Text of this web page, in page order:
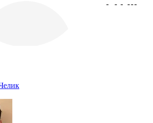
- - - ---